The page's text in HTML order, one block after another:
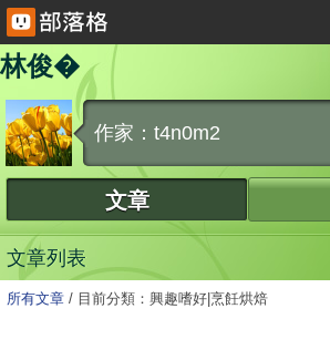
林俊�
作家：t4n0m2
文章
文章列表
所有文章 / 目前分類：興趣嗜好|烹飪烘焙